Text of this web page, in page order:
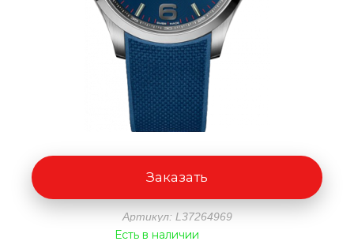
Артикул: L37264969
Есть в наличии
Заказать